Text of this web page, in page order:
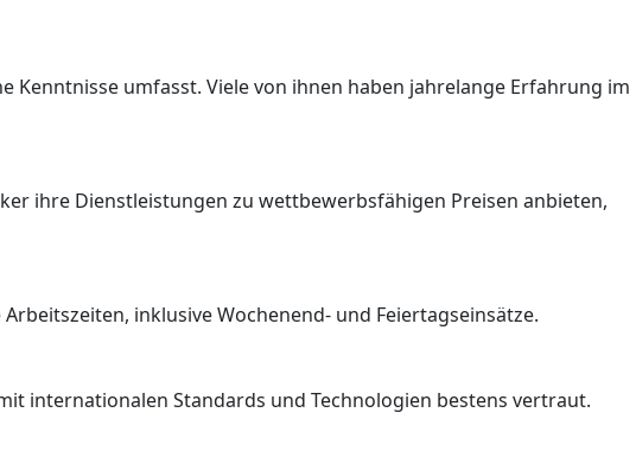
umfasst. Viele von ihnen haben jahrelange Erfahrung im
ihre Dienstleistungen zu wettbewerbsfähigen Preisen anbieten,
inklusive Wochenend- und Feiertagseinsätze.
internationalen Standards und Technologien bestens vertraut.